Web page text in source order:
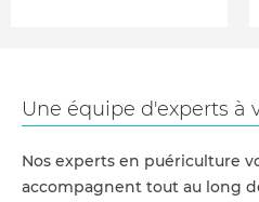
Une équipe d'experts à
Nos experts en puériculture
accompagnent tout au long